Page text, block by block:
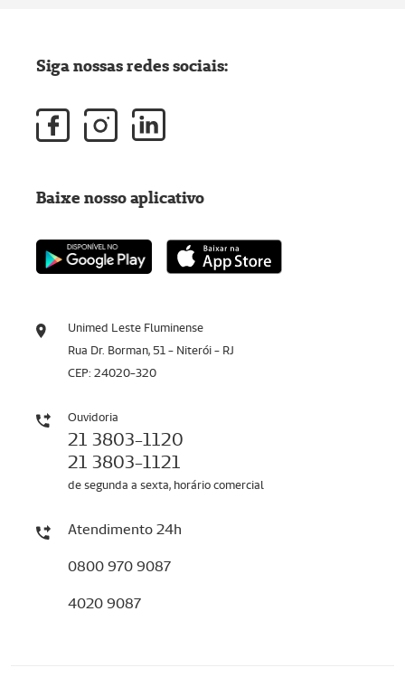
Unimed Leste Fluminense
Rua Dr. Borman, 51 - Niterói - RJ
CEP: 24020-320
Ouvidoria
21 3803-1120
21 3803-1121
de segunda a sexta, horário comercial
Atendimento 24h
0800 970 9087
4020 9087
Siga nossas redes sociais:
Baixe nosso aplicativo